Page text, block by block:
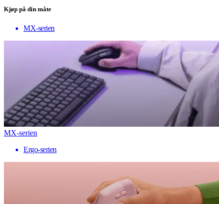
Kjøp på din måte
MX-serien
MX-serien
Ergo-serien